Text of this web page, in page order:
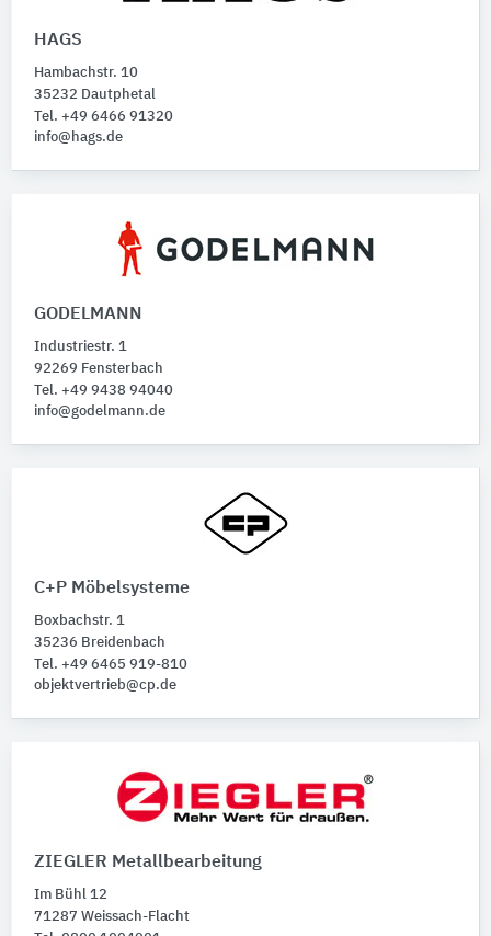
HAGS
Hambachstr. 10
35232 Dautphetal
Tel. +49 6466 91320
info@hags.de
GODELMANN
Industriestr. 1
92269 Fensterbach
Tel. +49 9438 94040
info@godelmann.de
C+P Möbelsysteme
Boxbachstr. 1
35236 Breidenbach
Tel. +49 6465 919-810
objektvertrieb@cp.de
ZIEGLER Metallbearbeitung
Im Bühl 12
71287 Weissach-Flacht